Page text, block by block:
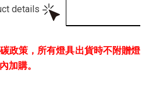
details
政策，所有燈具出貨時不附贈燈
加購。